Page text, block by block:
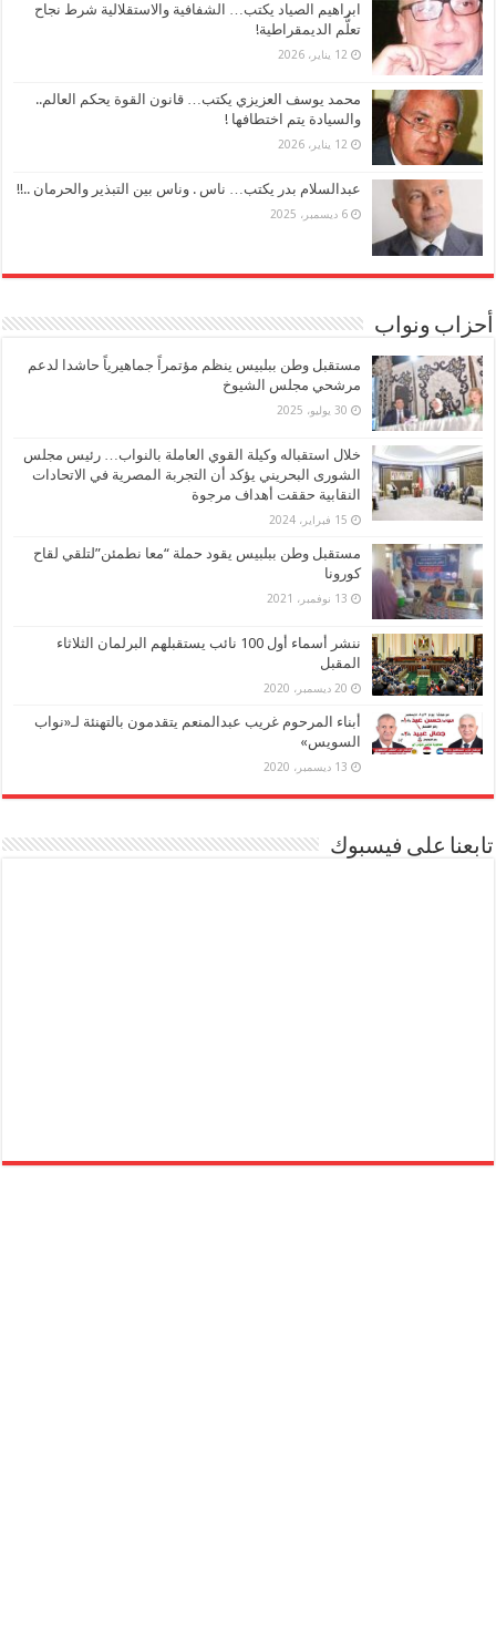
ابراهيم الصياد يكتب… الشفافية والاستقلالية شرط نجاح
تعلُّم الديمقراطية!
12 يناير، 2026
محمد يوسف العزيزي يكتب… قانون القوة يحكم العالم..
والسيادة يتم اختطافها !
12 يناير، 2026
عبدالسلام بدر يكتب… ناس . وناس بين التبذير والحرمان ..!!
6 ديسمبر، 2025
أحزاب ونواب
مستقبل وطن ببلبيس ينظم مؤتمراً جماهيرياً حاشدا لدعم
مرشحي مجلس الشيوخ
30 يوليو، 2025
خلال استقباله وكيلة القوي العاملة بالنواب… رئيس مجلس
الشورى البحريني يؤكد أن التجربة المصرية في الاتحادات
النقابية حققت أهداف مرجوة
15 فبراير، 2024
مستقبل وطن ببلبيس يقود حملة “معا نطمئن”لتلقي لقاح
كورونا
13 نوفمبر، 2021
ننشر أسماء أول 100 نائب يستقبلهم البرلمان الثلاثاء
المقبل
20 ديسمبر، 2020
أبناء المرحوم غريب عبدالمنعم يتقدمون بالتهنئة لـ«نواب
السويس»
13 ديسمبر، 2020
تابعنا على فيسبوك